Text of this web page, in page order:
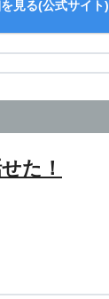
見る(公式サイト)
た！